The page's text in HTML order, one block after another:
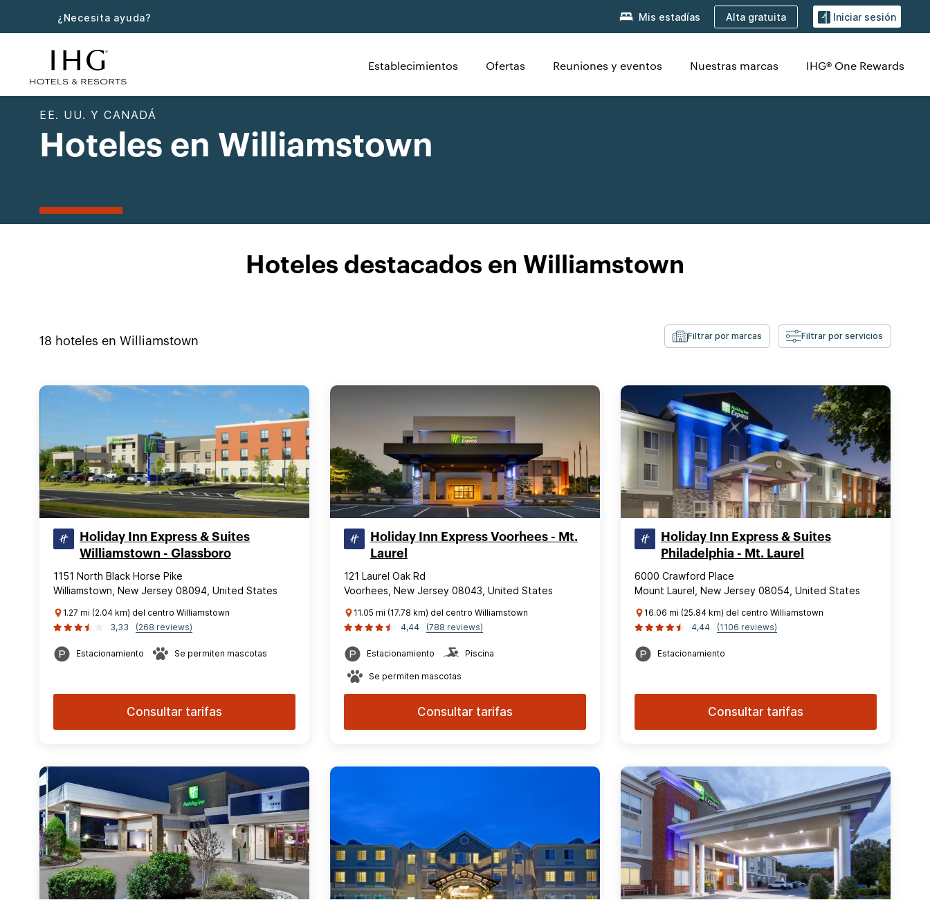
¿Necesita ayuda? Mis estadías Alta gratuita Iniciar sesión
Establecimientos Ofertas Reuniones y eventos Nuestras marcas IHG® One Rewards
EE. UU. Y CANADÁ
Hoteles en Williamstown
Hoteles destacados en Williamstown
18 hoteles en Williamstown Filtrar por marcas Filtrar por servicios
Holiday Inn Express & Suites
Williamstown - Glassboro
1151 North Black Horse Pike
Williamstown, New Jersey 08094, United States
1.27 mi (2.04 km) del centro Williamstown
3,33
(268 reviews)
Estacionamiento Se permiten mascotas
Consultar tarifas
Holiday Inn Express Voorhees - Mt.
Laurel
121 Laurel Oak Rd
Voorhees, New Jersey 08043, United States
11.05 mi (17.78 km) del centro Williamstown
4,44
(788 reviews)
Estacionamiento Piscina
Se permiten mascotas
Consultar tarifas
Holiday Inn Express & Suites
Philadelphia - Mt. Laurel
6000 Crawford Place
Mount Laurel, New Jersey 08054, United States
16.06 mi (25.84 km) del centro Williamstown
4,44
(1106 reviews)
Estacionamiento
Consultar tarifas